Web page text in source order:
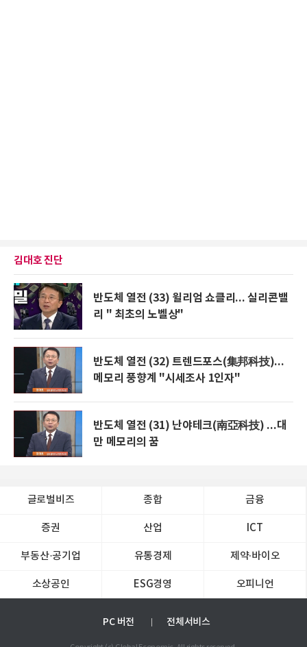
김대호 진단
반도체 열전 (33) 윌리엄 쇼클리... 실리콘밸
리 " 최초의 노벨상"
반도체 열전 (32) 트렌드포스(集邦科技)...
메모리 풍향계 "시세조사 1인자"
반도체 열전 (31) 난야테크(南亞科技) ...대
만 메모리의 꿈
글로벌비즈 종합 금융
증권 산업 ICT
부동산·공기업 유통경제 제약∙바이오
소상공인 ESG경영 오피니언
PC 버전 전체서비스